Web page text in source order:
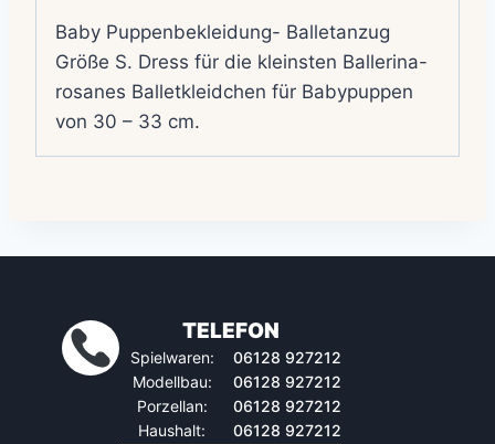
Baby Puppenbekleidung- Balletanzug
Größe S. Dress für die kleinsten Ballerina-
rosanes Balletkleidchen für Babypuppen
von 30 – 33 cm.
TELEFON
Spielwaren:
06128 927212
Modellbau:
06128 927212
Porzellan:
06128 927212
Haushalt:
06128 927212